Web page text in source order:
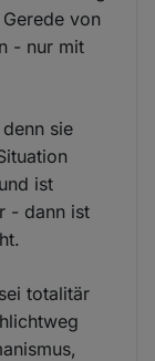
von
- nur mit
sie
ist
- dann ist
totalitär